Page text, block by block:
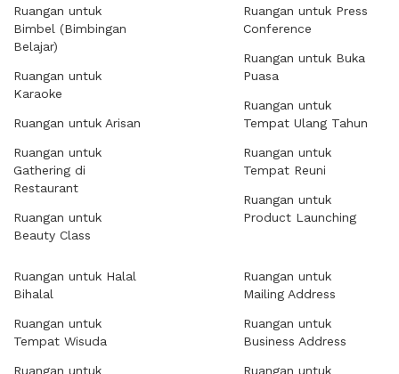
Ruangan untuk
Bimbel (Bimbingan
Belajar)
Ruangan untuk
Karaoke
Ruangan untuk Arisan
Ruangan untuk
Gathering di
Restaurant
Ruangan untuk
Beauty Class
Ruangan untuk Press
Conference
Ruangan untuk Buka
Puasa
Ruangan untuk
Tempat Ulang Tahun
Ruangan untuk
Tempat Reuni
Ruangan untuk
Product Launching
Ruangan untuk Halal
Bihalal
Ruangan untuk
Tempat Wisuda
Ruangan untuk
Ruangan untuk
Mailing Address
Ruangan untuk
Business Address
Ruangan untuk